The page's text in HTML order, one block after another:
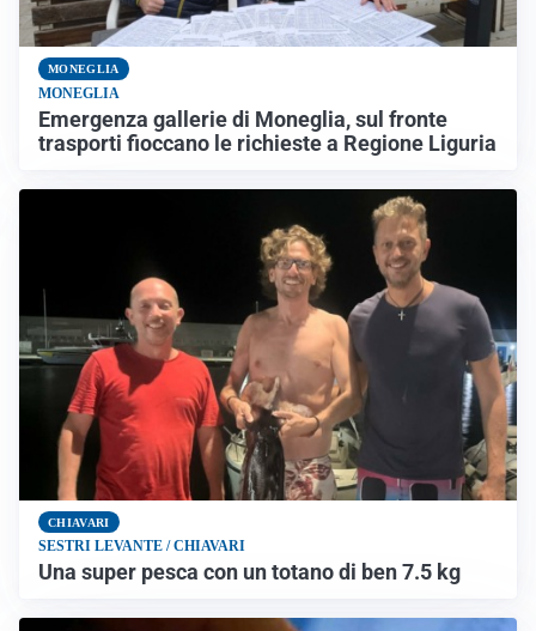
MONEGLIA
MONEGLIA
Emergenza gallerie di Moneglia, sul fronte
trasporti fioccano le richieste a Regione Liguria
CHIAVARI
SESTRI LEVANTE / CHIAVARI
Una super pesca con un totano di ben 7.5 kg